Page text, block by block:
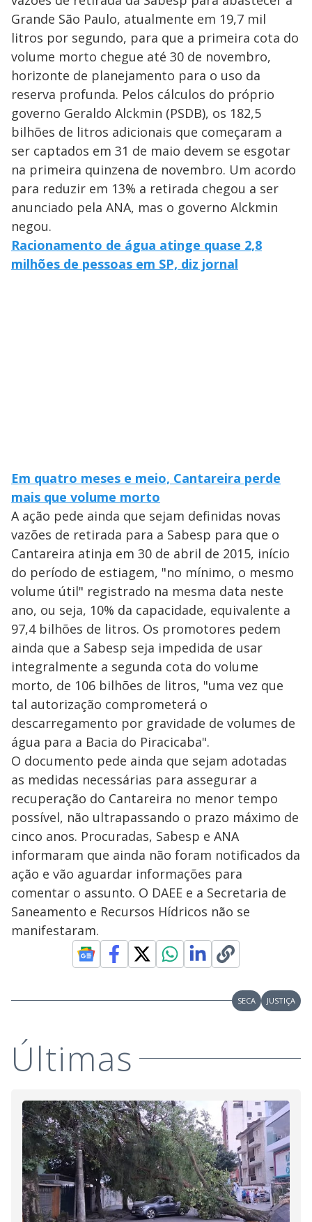
Grande São Paulo, atualmente em 19,7 mil
litros por segundo, para que a primeira cota do
volume morto chegue até 30 de novembro,
horizonte de planejamento para o uso da
reserva profunda. Pelos cálculos do próprio
governo Geraldo Alckmin (PSDB), os 182,5
bilhões de litros adicionais que começaram a
ser captados em 31 de maio devem se esgotar
na primeira quinzena de novembro. Um acordo
para reduzir em 13% a retirada chegou a ser
anunciado pela ANA, mas o governo Alckmin
negou.
Racionamento de água atinge quase 2,8
milhões de pessoas em SP, diz jornal
Em quatro meses e meio, Cantareira perde
mais que volume morto
A ação pede ainda que sejam definidas novas
vazões de retirada para a Sabesp para que o
Cantareira atinja em 30 de abril de 2015, início
do período de estiagem, "no mínimo, o mesmo
volume útil" registrado na mesma data neste
ano, ou seja, 10% da capacidade, equivalente a
97,4 bilhões de litros. Os promotores pedem
ainda que a Sabesp seja impedida de usar
integralmente a segunda cota do volume
morto, de 106 bilhões de litros, "uma vez que
tal autorização comprometerá o
descarregamento por gravidade de volumes de
água para a Bacia do Piracicaba".
O documento pede ainda que sejam adotadas
as medidas necessárias para assegurar a
recuperação do Cantareira no menor tempo
possível, não ultrapassando o prazo máximo de
cinco anos. Procuradas, Sabesp e ANA
informaram que ainda não foram notificados da
ação e vão aguardar informações para
comentar o assunto. O DAEE e a Secretaria de
Saneamento e Recursos Hídricos não se
manifestaram.
SECA JUSTIÇA
Últimas